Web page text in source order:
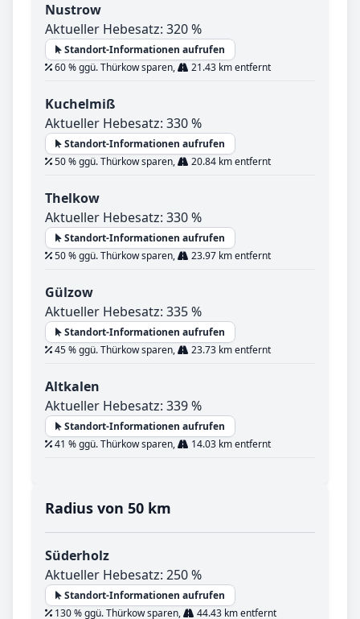
Nustrow
Aktueller Hebesatz: 320 %
Standort-Informationen aufrufen
60 % ggü. Thürkow sparen,
21.43 km entfernt
Kuchelmiß
Aktueller Hebesatz: 330 %
Standort-Informationen aufrufen
50 % ggü. Thürkow sparen,
20.84 km entfernt
Thelkow
Aktueller Hebesatz: 330 %
Standort-Informationen aufrufen
50 % ggü. Thürkow sparen,
23.97 km entfernt
Gülzow
Aktueller Hebesatz: 335 %
Standort-Informationen aufrufen
45 % ggü. Thürkow sparen,
23.73 km entfernt
Altkalen
Aktueller Hebesatz: 339 %
Standort-Informationen aufrufen
41 % ggü. Thürkow sparen,
14.03 km entfernt
Radius von 50 km
Süderholz
Aktueller Hebesatz: 250 %
Standort-Informationen aufrufen
130 % ggü. Thürkow sparen,
44.43 km entfernt